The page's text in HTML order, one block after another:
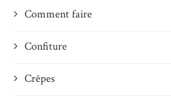
Comment faire
Confiture
Crêpes